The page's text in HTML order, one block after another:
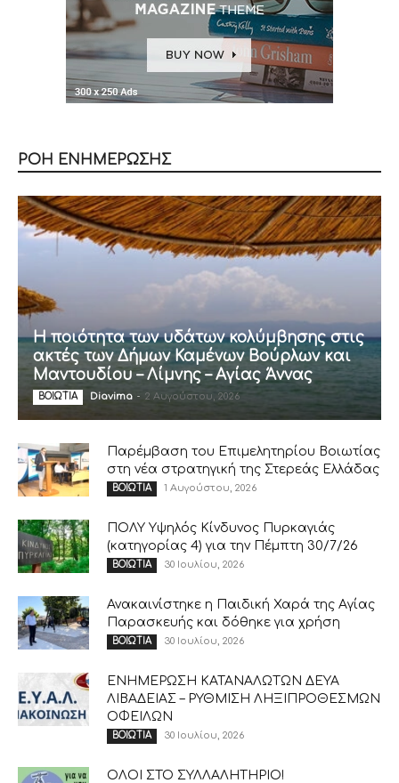
ΡΟΗ ΕΝΗΜΕΡΩΣΗΣ
Η ποιότητα των υδάτων κολύμβησης στις
ακτές των Δήμων Καμένων Βούρλων και
Μαντουδίου – Λίμνης – Αγίας Άννας
ΒΟΙΩΤΙΑ Diavima - 2 Αυγούστου, 2026
Παρέμβαση του Επιμελητηρίου Βοιωτίας
στη νέα στρατηγική της Στερεάς Ελλάδας
ΒΟΙΩΤΙΑ 1 Αυγούστου, 2026
ΠΟΛΥ Υψηλός Κίνδυνος Πυρκαγιάς
(κατηγορίας 4) για την Πέμπτη 30/7/26
ΒΟΙΩΤΙΑ 30 Ιουλίου, 2026
Ανακαινίστηκε η Παιδική Χαρά της Αγίας
Παρασκευής και δόθηκε για χρήση
ΒΟΙΩΤΙΑ 30 Ιουλίου, 2026
ΕΝΗΜΕΡΩΣΗ ΚΑΤΑΝΑΛΩΤΩΝ ΔΕΥΑ
ΛΙΒΑΔΕΙΑΣ – ΡΥΘΜΙΣΗ ΛΗΞΙΠΡΟΘΕΣΜΩΝ
ΟΦΕΙΛΩΝ
ΒΟΙΩΤΙΑ 30 Ιουλίου, 2026
ΟΛΟΙ ΣΤΟ ΣΥΛΛΑΛΗΤΗΡΙΟ!